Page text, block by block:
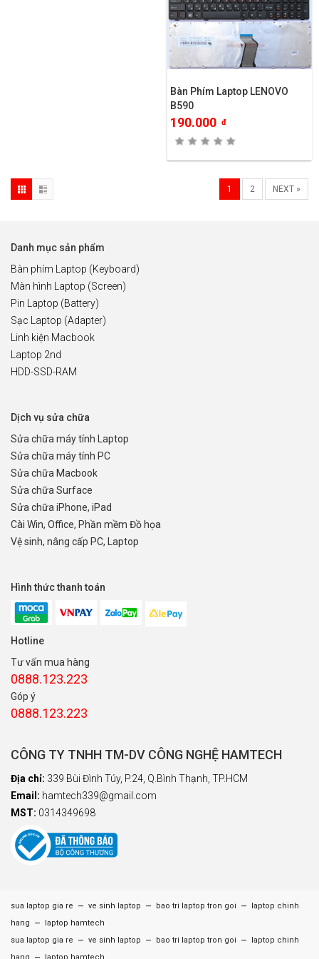
Bàn Phím Laptop LENOVO
B590
190.000 đ
1 2 NEXT »
Danh mục sản phẩm
Bàn phím Laptop (Keyboard)
Màn hình Laptop (Screen)
Pin Laptop (Battery)
Sạc Laptop (Adapter)
Linh kiện Macbook
Laptop 2nd
HDD-SSD-RAM
Dịch vụ sửa chữa
Sửa chữa máy tính Laptop
Sửa chữa máy tính PC
Sửa chữa Macbook
Sửa chữa Surface
Sửa chữa iPhone, iPad
Cài Win, Office, Phần mềm Đồ họa
Vệ sinh, nâng cấp PC, Laptop
Hình thức thanh toán
Hotline
Tư vấn mua hàng
0888.123.223
Góp ý
0888.123.223
CÔNG TY TNHH TM-DV CÔNG NGHỆ HAMTECH
Địa chỉ: 339 Bùi Đình Túy, P.24, Q.Bình Thạnh, TP.HCM
Email: hamtech339@gmail.com
MST: 0314349698
sua laptop gia re – ve sinh laptop – bao tri laptop tron goi –
laptop chinh
hang
–
laptop hamtech
sua laptop gia re
– ve sinh laptop – bao tri laptop tron goi –
laptop chinh
hang
laptop hamtech